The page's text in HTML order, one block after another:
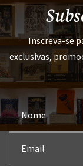
Inscreva-se
exclusivas,